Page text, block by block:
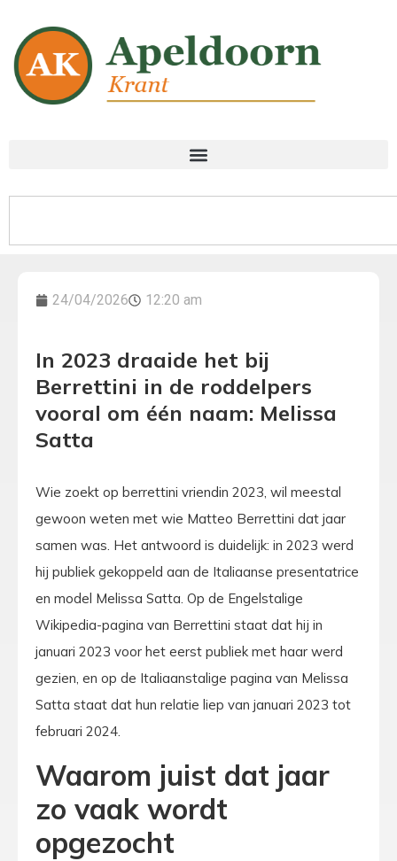
24/04/2026 12:20 am
In 2023 draaide het bij
Berrettini in de roddelpers
vooral om één naam: Melissa
Satta
Wie zoekt op berrettini vriendin 2023, wil meestal
gewoon weten met wie Matteo Berrettini dat jaar
samen was. Het antwoord is duidelijk: in 2023 werd
hij publiek gekoppeld aan de Italiaanse presentatrice
en model Melissa Satta. Op de Engelstalige
Wikipedia-pagina van Berrettini staat dat hij in
januari 2023 voor het eerst publiek met haar werd
gezien, en op de Italiaanstalige pagina van Melissa
Satta staat dat hun relatie liep van januari 2023 tot
februari 2024.
Waarom juist dat jaar
zo vaak wordt
opgezocht